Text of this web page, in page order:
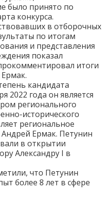
было принято по
конкурса.
в отборочных
по итогам
и представления
показал
итоги
кандидата
2022 года он является
регионального
исторического
региональное
Ермак. Петунин
в открытии
Александру I в
что Петунин
более 8 лет в сфере